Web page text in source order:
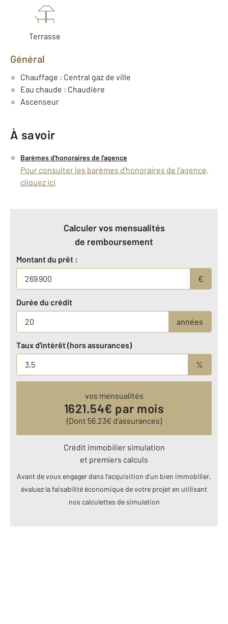
Terrasse
Général
Chauffage : Central gaz de ville
Eau chaude : Chaudière
Ascenseur
À savoir
Barèmes d'honoraires de l'agence
Pour consulter les barèmes d'honoraires de l'agence,
cliquez ici
Calculer vos mensualités
de remboursement
Montant du prêt :
€
Durée du crédit
années
Taux d'intérêt (hors assurances)
%
vos mensualités
1621.54€ par mois
(Dont 56.23€ d’assurances)
Crédit immobilier simulation
et premiers calculs
Avant de vous engager dans l’acquisition d’un bien immobilier,
évaluez la faisabilité économique de votre projet en utilisant
nos calculettes de simulation